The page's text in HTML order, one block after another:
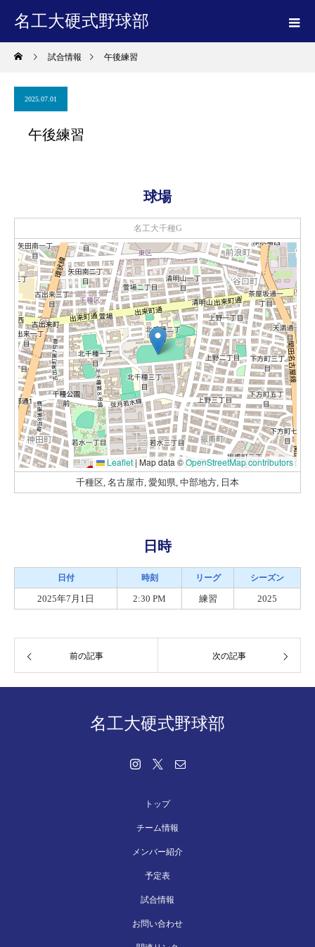
名工大硬式野球部
試合情報 午後練習
2025.07.01
午後練習
球場
名工大千種G
Leaflet | Map data ©OpenStreetMap contributors
千種区, 名古屋市, 愛知県, 中部地方, 日本
日時
日付 時刻 リーグ シーズン
2025年7月1日 2:30 PM 練習 2025
前の記事 次の記事
名工大硬式野球部
トップ
チーム情報
メンバー紹介
予定表
試合情報
お問い合わせ